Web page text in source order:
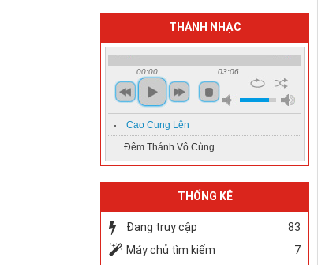
THÁNH NHẠC
00:00 03:06
Cao Cung Lên
Đêm Thánh Vô Cùng
THỐNG KÊ
Đang truy cập
83
Máy chủ tìm kiếm
7